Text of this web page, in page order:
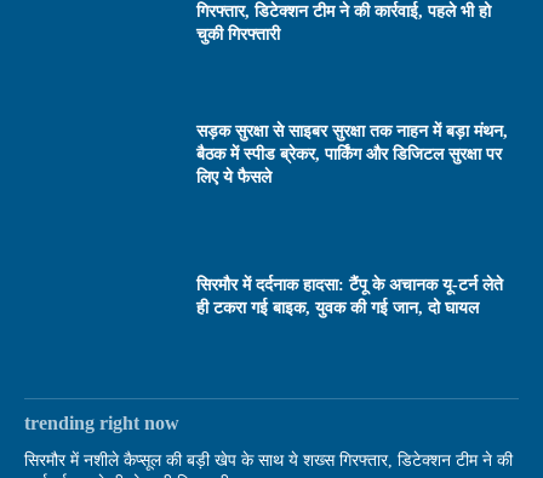
गिरफ्तार, डिटेक्शन टीम ने की कार्रवाई, पहले भी हो
चुकी गिरफ्तारी
सड़क सुरक्षा से साइबर सुरक्षा तक नाहन में बड़ा मंथन,
बैठक में स्पीड ब्रेकर, पार्किंग और डिजिटल सुरक्षा पर
लिए ये फैसले
सिरमौर में दर्दनाक हादसा: टैंपू के अचानक यू-टर्न लेते
ही टकरा गई बाइक, युवक की गई जान, दो घायल
trending right now
सिरमौर में नशीले कैप्सूल की बड़ी खेप के साथ ये शख्स गिरफ्तार, डिटेक्शन टीम ने की